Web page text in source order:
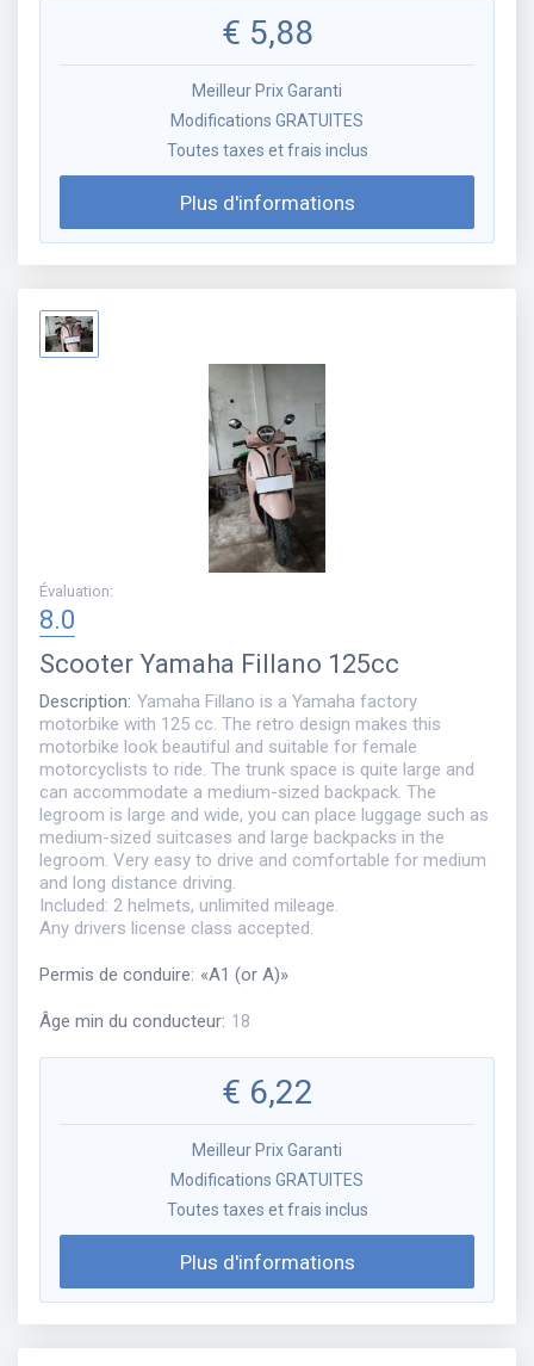
€ 5,88
Meilleur Prix Garanti
Modifications GRATUITES
Toutes taxes et frais inclus
Plus d'informations
Évaluation:
8.0
Scooter Yamaha Fillano 125cc
Description: Yamaha Fillano is a Yamaha factory
motorbike with 125 cc. The retro design makes this
motorbike look beautiful and suitable for female
motorcyclists to ride. The trunk space is quite large and
can accommodate a medium-sized backpack. The
legroom is large and wide, you can place luggage such as
medium-sized suitcases and large backpacks in the
legroom. Very easy to drive and comfortable for medium
and long distance driving.
Included: 2 helmets, unlimited mileage.
Any drivers license class accepted.
Permis de conduire: «A1 (or A)»
Âge min du conducteur: 18
€ 6,22
Meilleur Prix Garanti
Modifications GRATUITES
Toutes taxes et frais inclus
Plus d'informations